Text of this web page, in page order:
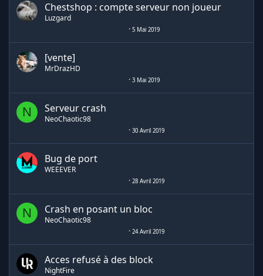
Chestshop : compte serveur non joueur
Luzgard
5 Mai 2019
[vente]
MrDrazHD
3 Mai 2019
N Serveur crash
NeoChaotic98
30 Avril 2019
Bug de port
WEEEVER
28 Avril 2019
N Crash en posant un bloc
NeoChaotic98
24 Avril 2019
Acces refusé à des block
NightFire